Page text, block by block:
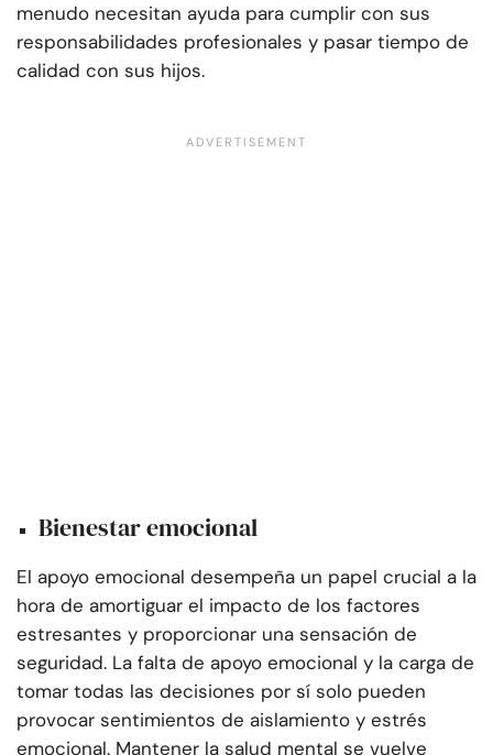
menudo necesitan ayuda para cumplir con sus
responsabilidades profesionales y pasar tiempo de
calidad con sus hijos.
Bienestar emocional
El apoyo emocional desempeña un papel crucial a la
hora de amortiguar el impacto de los factores
estresantes y proporcionar una sensación de
seguridad. La falta de apoyo emocional y la carga de
tomar todas las decisiones por sí solo pueden
provocar sentimientos de aislamiento y estrés
emocional. Mantener la salud mental se vuelve